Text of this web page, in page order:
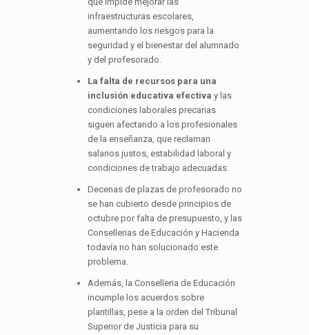
infraestructuras escolares,
aumentando los riesgos para la
seguridad y el bienestar del alumnado
y del profesorado.
La falta de recursos para una
inclusión educativa efectiva y las
condiciones laborales precarias
siguen afectando a los profesionales
de la enseñanza, que reclaman
salarios justos, estabilidad laboral y
condiciones de trabajo adecuadas.
Decenas de plazas de profesorado no
se han cubierto desde principios de
octubre por falta de presupuesto, y las
Consellerias de Educación y Hacienda
todavía no han solucionado este
problema.
Además, la Conselleria de Educación
incumple los acuerdos sobre
plantillas, pese a la orden del Tribunal
Superior de Justicia para su